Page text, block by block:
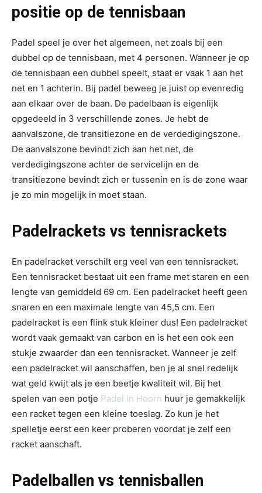
positie op de tennisbaan
Padel speel je over het algemeen, net zoals bij een
dubbel op de tennisbaan, met 4 personen. Wanneer je op
de tennisbaan een dubbel speelt, staat er vaak 1 aan het
net en 1 achterin. Bij padel beweeg je juist op evenredig
aan elkaar over de baan. De padelbaan is eigenlijk
opgedeeld in 3 verschillende zones. Je hebt de
aanvalszone, de transitiezone en de verdedigingszone.
De aanvalszone bevindt zich aan het net, de
verdedigingszone achter de servicelijn en de
transitiezone bevindt zich er tussenin en is de zone waar
je zo min mogelijk in moet staan.
Padelrackets vs tennisrackets
En padelracket verschilt erg veel van een tennisracket.
Een tennisracket bestaat uit een frame met staren en een
lengte van gemiddeld 69 cm. Een padelracket heeft geen
snaren en een maximale lengte van 45,5 cm. Een
padelracket is een flink stuk kleiner dus! Een padelracket
wordt vaak gemaakt van carbon en is het een ook een
stukje zwaarder dan een tennisracket. Wanneer je zelf
een padelracket wil aanschaffen, ben je al snel redelijk
wat geld kwijt als je een beetje kwaliteit wil. Bij het
spelen van een potje Padel in Hoorn huur je gemakkelijk
een racket tegen een kleine toeslag. Zo kun je het
spelletje eerst een keer proberen voordat je zelf een
racket aanschaft.
Padelballen vs tennisballen